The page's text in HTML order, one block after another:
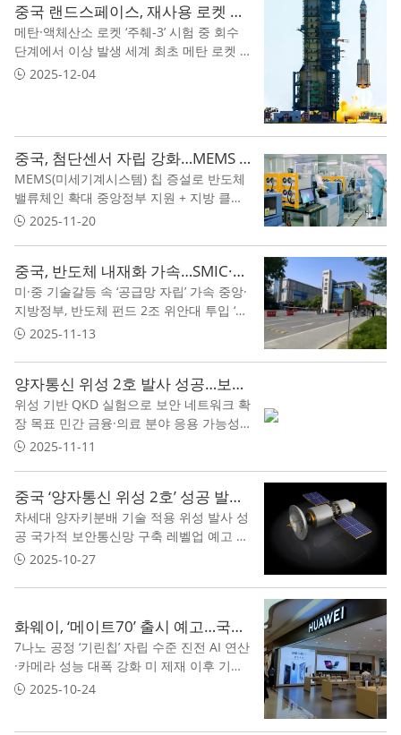
중국 랜드스페이스, 재사용 로켓 시험 착륙 실패…“中 민간우주 도전은 계속”
메탄·액체산소 로켓 ‘주췌-3’ 시험 중 회수
단계에서 이상 발생 세계 최초 메탄 로켓 성
공 이끈 스타트업…스페이스X 추격은 ‘진행
2025-12-04
중국, 첨단센서 자립 강화…MEMS 칩 생산라인 확대 발표
MEMS(미세기계시스템) 칩 증설로 반도체
밸류체인 확대 중앙정부 지원 + 지방 클러
스터 결합 전략 가동 글로벌 자동차·IoT 수
2025-11-20
중국, 반도체 내재화 가속…SMIC·YMTC 생산능력 두 배 확대
미·중 기술갈등 속 ‘공급망 자립’ 가속 중앙·
지방정부, 반도체 펀드 2조 위안대 투입 ‘국
산화율 70%’ 목표, 대규모 투자 이어져
2025-11-13
양자통신 위성 2호 발사 성공…보안 통신 경쟁 본격화
위성 기반 QKD 실험으로 보안 네트워크 확
장 목표 민간 금융·의료 분야 응용 가능성
모색 국제 표준·협력 관점서 외교적 과제 병2025-11-11
중국 ‘양자통신 위성 2호’ 성공 발사…보안통신 경쟁 가속화
차세대 양자키분배 기술 적용 위성 발사 성
공 국가적 보안통신망 구축 레벨업 예고 국
제 기술경쟁과 협력 관계 재편 신호
2025-10-27
화웨이, ‘메이트70’ 출시 예고…국산 칩 성능 개선 확인
7나노 공정 ‘기린칩’ 자립 수준 진전 AI 연산
·카메라 성능 대폭 강화 미 제재 이후 기술
독립 상징
2025-10-24